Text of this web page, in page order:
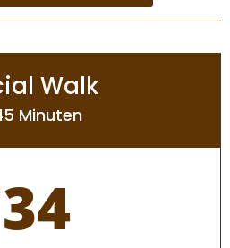
Walk
Minuten
34